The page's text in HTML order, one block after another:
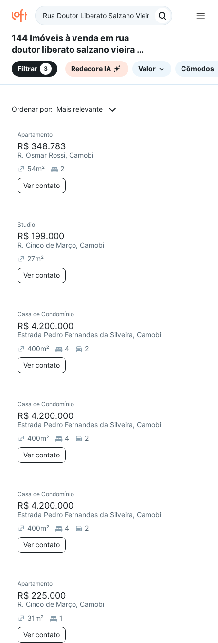
144 Imóveis à venda em rua
doutor liberato salzano vieira da
cunha - Camobi, Santa Maria, RS
Filtrar 3 Redecore IA Valor Cômodos
Ordenar por: Mais relevante
Chegou este mês
Apartamento
R$ 348.783
R. Osmar Rossi, Camobi
54m²
2
Ver contato
Chegou este mês
Studio
R$ 199.000
R. Cinco de Março, Camobi
27m²
Ver contato
Chegou este mês
Casa de Condomínio
R$ 4.200.000
Estrada Pedro Fernandes da Silveira, Camobi
400m² 4
2
Ver contato
Chegou este mês
Casa de Condomínio
R$ 4.200.000
Estrada Pedro Fernandes da Silveira, Camobi
400m² 4
2
Ver contato
Chegou este mês
Casa de Condomínio
R$ 4.200.000
Estrada Pedro Fernandes da Silveira, Camobi
400m² 4
2
Ver contato
Chegou este mês
Apartamento
R$ 225.000
R. Cinco de Março, Camobi
31m²
1
Ver contato